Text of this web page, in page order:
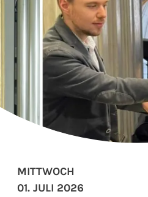
MITTWOCH
01. JULI 2026